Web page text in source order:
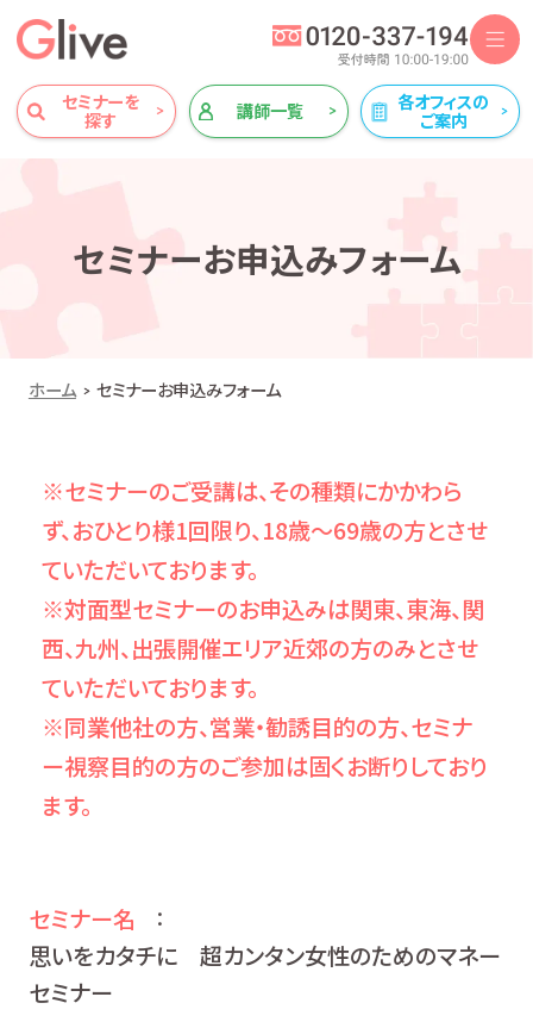
セミナーを
探す
講師一覧
各オフィスの
ご案内
セミナーお申込みフォーム
ホーム セミナーお申込みフォーム
※セミナーのご受講は、その種類にかかわら
ず、おひとり様1回限り、18歳～69歳の方とさせ
ていただいております。
※対面型セミナーのお申込みは関東、東海、関
西、九州、出張開催エリア近郊の方のみとさせ
ていただいております。
※同業他社の方、営業・勧誘目的の方、セミナ
ー視察目的の方のご参加は固くお断りしており
ます。
セミナー名 ：
思いをカタチに 超カンタン女性のためのマネー
セミナー